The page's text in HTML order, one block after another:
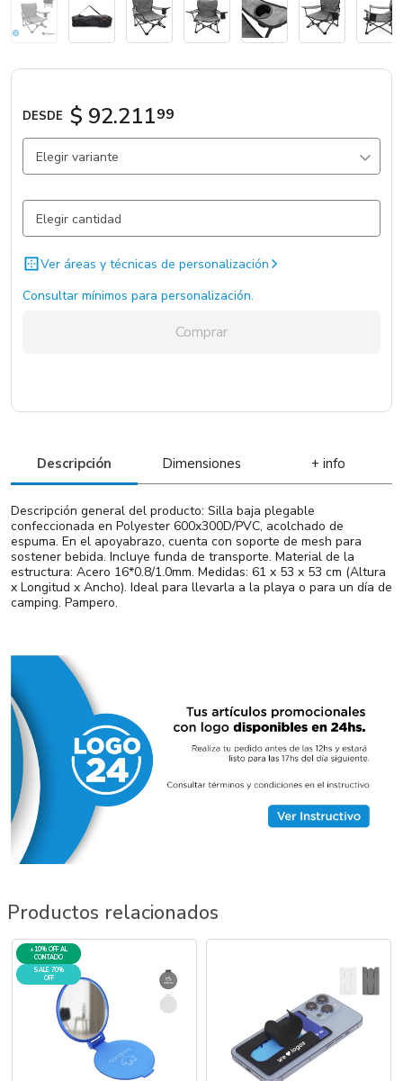
DESDE $ 92.21199
Elegir variante
Gris Claro / Gris Claro / Metal 831 un.
Ver áreas y técnicas de personalización
Consultar mínimos para personalización.
Comprar
Descripción Dimensiones + info
Descripción general del producto: Silla baja plegable
confeccionada en Polyester 600x300D/PVC, acolchado de
espuma. En el apoyabrazo, cuenta con soporte de mesh para
sostener bebida. Incluye funda de transporte. Material de la
estructura: Acero 16*0.8/1.0mm. Medidas: 61 x 53 x 53 cm (Altura
x Longitud x Ancho). Ideal para llevarla a la playa o para un día de
camping. Pampero.
Productos relacionados
+10% OFF AL
CONTADO
SALE 70%
OFF